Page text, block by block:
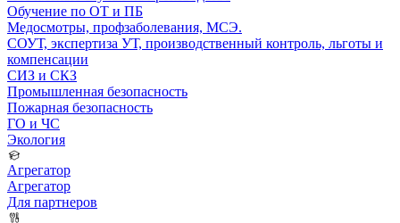
Обучение по ОТ и ПБ
Медосмотры, профзаболевания, МСЭ.
СОУТ, экспертиза УТ, производственный контроль, льготы и
компенсации
СИЗ и СКЗ
Промышленная безопасность
Пожарная безопасность
ГО и ЧС
Экология
Агрегатор
Агрегатор
Для партнеров